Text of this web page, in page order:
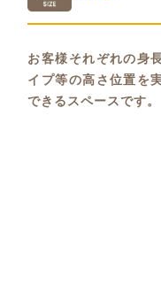
お客様それぞれの身
イプ等の高さ位置を
できるスペースです。